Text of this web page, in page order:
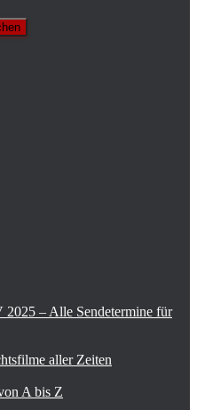
– Alle Sendetermine für
aller Zeiten
A bis Z